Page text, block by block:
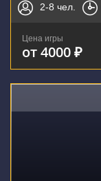
2-8 чел.
Цена игры
от 4000 ₽